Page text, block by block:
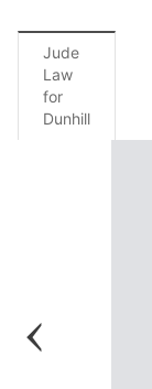
Jude
Law
for
Dunhill